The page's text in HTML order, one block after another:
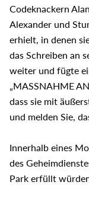
Codeknackern
Alexander und
erhielt, in denen
das Schreiben an
weiter und fügte
„MASSNAHME
dass sie mit
und melden Sie,
Innerhalb eines
des
Park erfüllt